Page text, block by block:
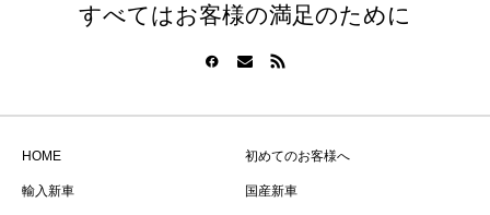
すべてはお客様の満足のために
HOME 初めてのお客様へ
輸入新車 国産新車